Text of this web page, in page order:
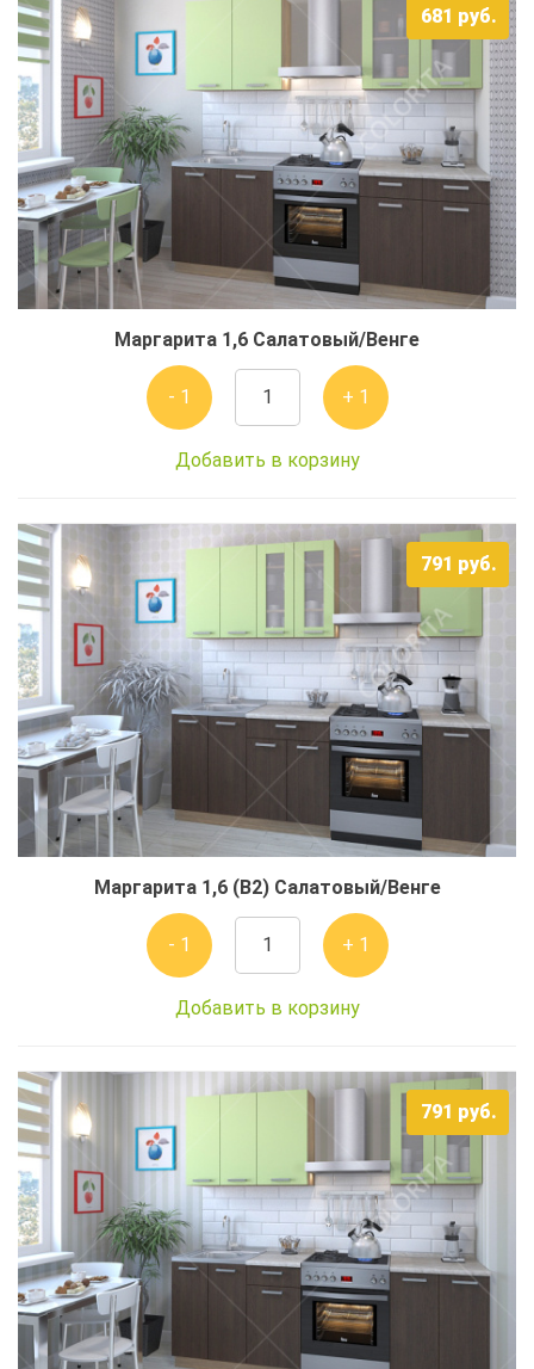
681 руб.
Маргарита 1,6 Салатовый/Венге
- 1 + 1
Добавить в корзину
791 руб.
Маргарита 1,6 (В2) Салатовый/Венге
- 1 + 1
Добавить в корзину
791 руб.